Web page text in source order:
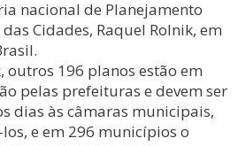
nacional de Planejamento
Cidades, Raquel Rolnik, em
outros 196 planos estão em
pelas prefeituras e devem ser
dias às câmaras municipais,
e em 296 municípios o